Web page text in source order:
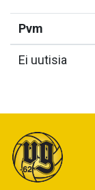
Pvm
Ei uutisia